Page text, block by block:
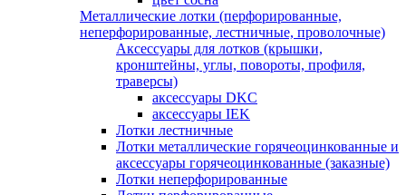
Металлические лотки (перфорированные,
неперфорированные, лестничные, проволочные)
Аксессуары для лотков (крышки,
кронштейны, углы, повороты, профиля,
траверсы)
аксессуары DKC
аксессуары IEK
Лотки лестничные
Лотки металлические горячеоцинкованные и
аксессуары горячеоцинкованные (заказные)
Лотки неперфорированные